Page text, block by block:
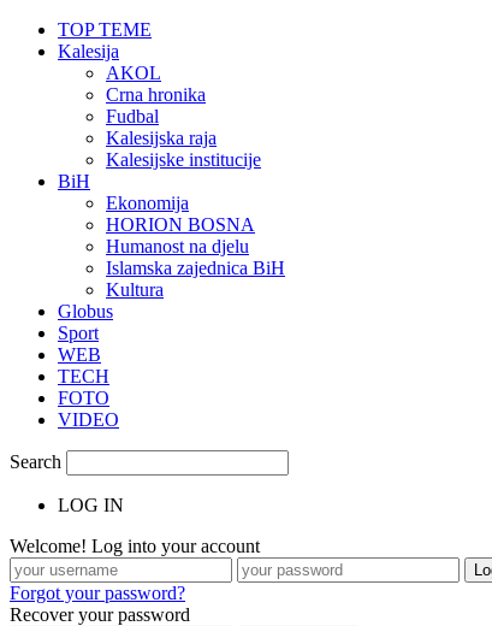
TOP TEME
Kalesija
AKOL
Crna hronika
Fudbal
Kalesijska raja
Kalesijske institucije
BiH
Ekonomija
HORION BOSNA
Humanost na djelu
Islamska zajednica BiH
Kultura
Globus
Sport
WEB
TECH
FOTO
VIDEO
Search
LOG IN
Welcome! Log into your account
Forgot your password?
Recover your password